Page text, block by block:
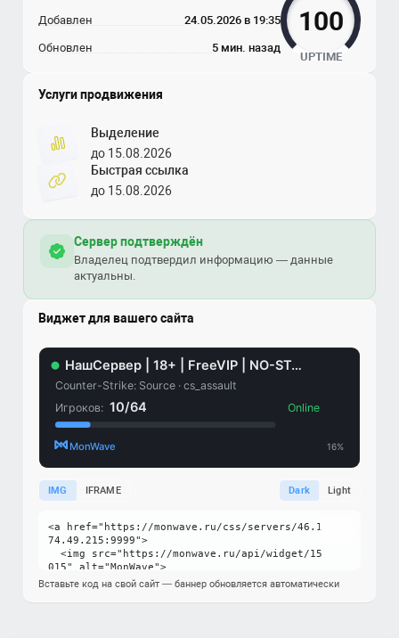
Добавлен 24.05.2026 в 19:35
Обновлен 5 мин. назад
100
UPTIME
Услуги продвижения
Выделение
до 15.08.2026
Быстрая ссылка
до 15.08.2026
Сервер подтверждён
Владелец подтвердил информацию — данные
актуальны.
Виджет для вашего сайта
IMG IFRAME Dark Light
Вставьте код на свой сайт — баннер обновляется автоматически